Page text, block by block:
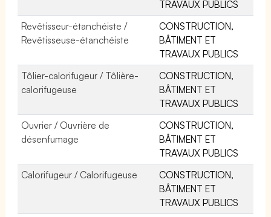
TRAVAUX PUBLICS
Revêtisseur-étanchéiste /
Revêtisseuse-étanchéiste
CONSTRUCTION,
BÂTIMENT ET
TRAVAUX PUBLICS
Tôlier-calorifugeur / Tôlière-
calorifugeuse
CONSTRUCTION,
BÂTIMENT ET
TRAVAUX PUBLICS
Ouvrier / Ouvrière de
désenfumage
CONSTRUCTION,
BÂTIMENT ET
TRAVAUX PUBLICS
Calorifugeur / Calorifugeuse
CONSTRUCTION,
BÂTIMENT ET
TRAVAUX PUBLICS